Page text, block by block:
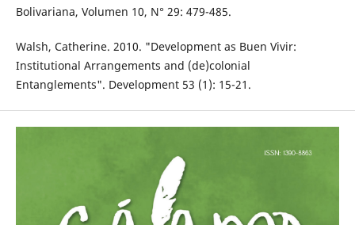
Bolivariana, Volumen 10, N° 29: 479-485.
Walsh, Catherine. 2010. "Development as Buen Vivir:
Institutional Arrangements and (de)colonial
Entanglements". Development 53 (1): 15-21.